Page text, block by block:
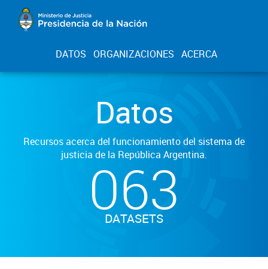
DATOS ORGANIZACIONES ACERCA
Datos
Recursos acerca del funcionamiento del sistema de
justicia de la República Argentina.
063
DATASETS